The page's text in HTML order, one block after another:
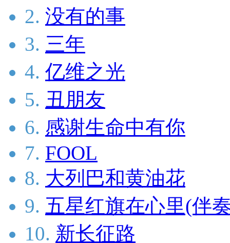
2. 没有的事
3. 三年
4. 亿维之光
5. 丑朋友
6. 感谢生命中有你
7. FOOL
8. 大列巴和黄油花
9. 五星红旗在心里(伴
10. 新长征路